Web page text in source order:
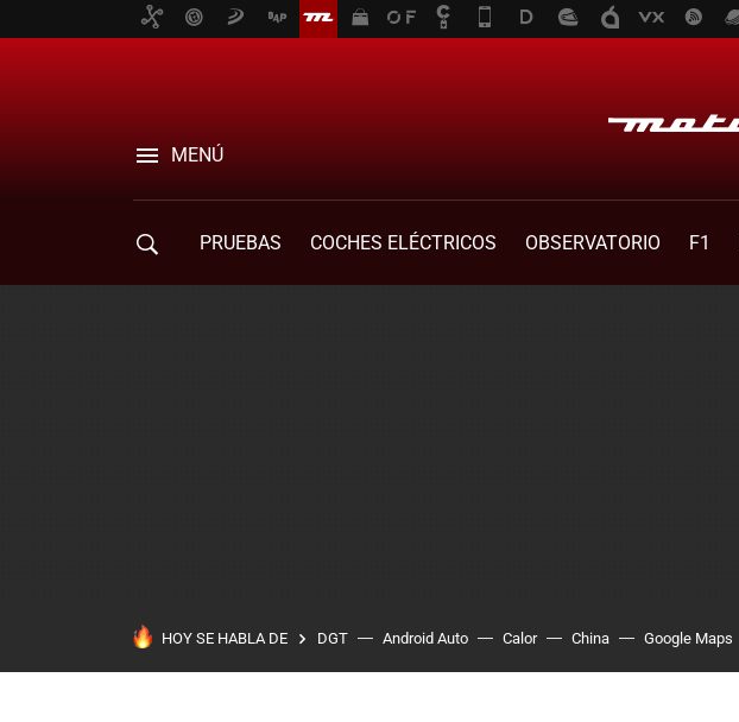
MENÚ
PRUEBAS COCHES ELÉCTRICOS OBSERVATORIO F1
HOY SE HABLA DE DGT Android Auto Calor China Google Maps